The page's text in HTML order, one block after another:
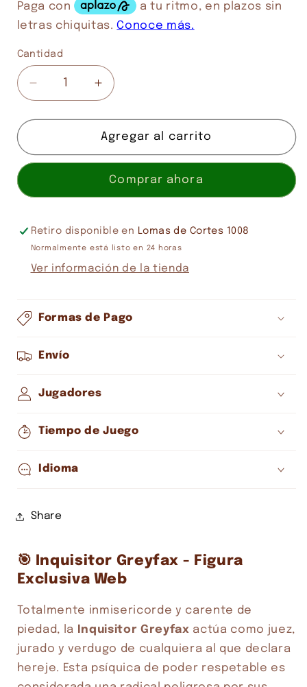
Cantidad
Cantidad
Reducir
cantidad
para
OF
THE
INQUISITOR
WEB
EXCLUSIVE
Aumentar
cantidad
para
AGENTS
OF
THE
IMPERIUM
INQUISITOR
WEB
EXCLUSIVE
Agregar al carrito
Comprar ahora
Retiro disponible en Lomas de Cortes 1008
Normalmente está listo en 24 horas
Ver información de la tienda
Formas de Pago
Envío
Jugadores
Tiempo de Juego
Idioma
Share
🎯 Inquisitor Greyfax - Figura
Exclusiva Web
Totalmente inmisericorde y carente de
piedad, la
Inquisitor Greyfax actúa como juez,
jurado y verdugo de cualquiera al que declara
hereje. Esta psíquica de poder respetable es
sin tarjeta de crédito
Agrega tu producto al carrito y elige
pagar con Meses sin Tarjeta.
En tu cuenta de Mercado Pago,